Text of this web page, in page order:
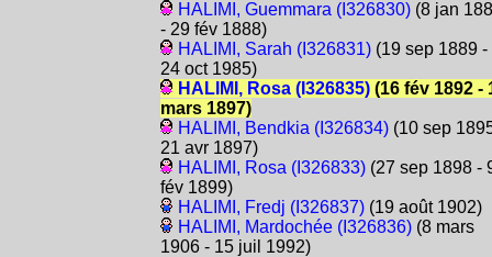
HALIMI, Guemmara (I326830)(8 jan
- 29 fév 1888)
HALIMI, Sarah (I326831)(19 sep 1889 -
24 oct 1985)
HALIMI, Rosa (I326835)(16 fév 1892 -
mars 1897)
HALIMI, Bendkia (I326834)(10 sep
21 avr 1897)
HALIMI, Rosa (I326833)(27 sep 1898 -
fév 1899)
HALIMI, Fredj (I326837)(19 août 1902)
HALIMI, Mardochée (I326836)(8 mars
1906 - 15 juil 1992)